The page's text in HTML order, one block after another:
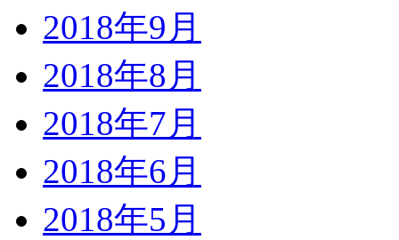
2018年9月
2018年8月
2018年7月
2018年6月
2018年5月